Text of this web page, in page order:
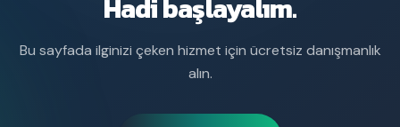
Hadi başlayalım.
Bu sayfada ilginizi çeken hizmet için ücretsiz danışmanlık
alın.